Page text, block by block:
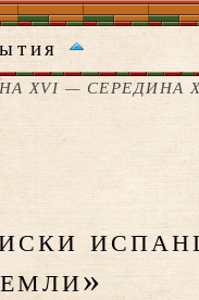
XVI — СЕРЕДИНА